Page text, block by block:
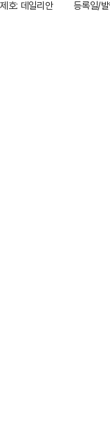
제호: 데일리안
등록일/